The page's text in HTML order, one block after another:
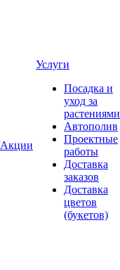
Акции
Услуги
Посадка и
уход за
растениями
Автополив
Проектные
работы
Доставка
заказов
Доставка
цветов
(букетов)